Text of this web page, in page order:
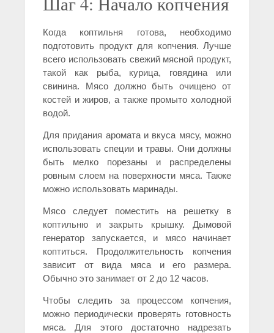
Когда коптильня готова, необходимо
подготовить продукт для копчения. Лучше
всего использовать свежий мясной продукт,
такой как рыба, курица, говядина или
свинина. Мясо должно быть очищено от
костей и жиров, а также промыто холодной
водой.
Для придания аромата и вкуса мясу, можно
использовать специи и травы. Они должны
быть мелко порезаны и распределены
ровным слоем на поверхности мяса. Также
можно использовать маринады.
Мясо следует поместить на решетку в
коптильню и закрыть крышку. Дымовой
генератор запускается, и мясо начинает
коптиться. Продолжительность копчения
зависит от вида мяса и его размера.
Обычно это занимает от 2 до 12 часов.
Чтобы следить за процессом копчения,
можно периодически проверять готовность
мяса. Для этого достаточно надрезать